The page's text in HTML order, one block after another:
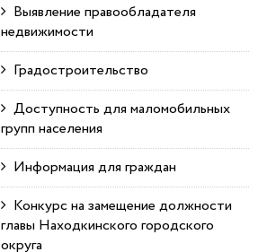
Выявление правообладателя
недвижимости
Градостроительство
Доступность для маломобильных
групп населения
Информация для граждан
Конкурс на замещение должности
главы Находкинского городского
округа